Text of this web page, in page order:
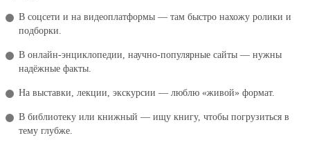
В соцсети и на видеоплатформы — там быстро нахожу ролики и
подборки.
В онлайн‑энциклопедии, научно‑популярные сайты — нужны
надёжные факты.
На выставки, лекции, экскурсии — люблю «живой» формат.
В библиотеку или книжный — ищу книгу, чтобы погрузиться в
тему глубже.